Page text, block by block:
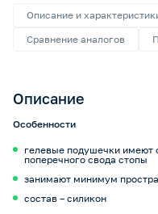
Описание и
Сравнение аналогов
Описание
Особенности
гелевые подушечки имеют
поперечного свода стопы
занимают минимум
состав – силикон